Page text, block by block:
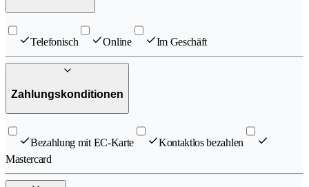
Telefonisch Online Im Geschäft
Zahlungskonditionen
Bezahlung mit EC-Karte
Kontaktlos bezahlen
Mastercard